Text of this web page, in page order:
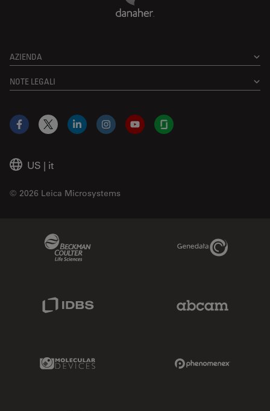
AZIENDA
NOTE LEGALI
US | it
© 2026 Leica Microsystems
Facebook
X LinkedInInstagramYouTubeGlassdoor
Genedata Link
Molecular Devices Link